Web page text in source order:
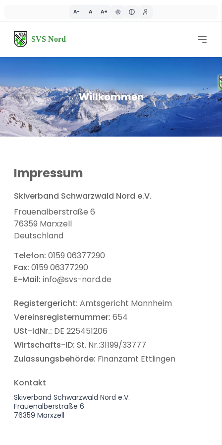
A- A A+
SVS Nord
Willkommen
Impressum
Skiverband Schwarzwald Nord e.V.
Frauenalberstraße 6
76359 Marxzell
Deutschland
Telefon: 0159 06377290
Fax: 0159 06377290
E-Mail: info@svs-nord.de
Registergericht: Amtsgericht Mannheim
Vereinsregisternummer: 654
USt-IdNr.: DE 225451206
Wirtschafts-ID: St. Nr.:31199/33777
Zulassungsbehörde: Finanzamt Ettlingen
Kontakt
Skiverband Schwarzwald Nord e.V.
Frauenalberstraße 6
76359 Marxzell